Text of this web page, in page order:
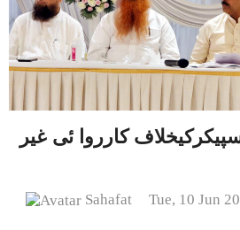
کارروا ئی غیر
Sahafat Tue, 10 Jun